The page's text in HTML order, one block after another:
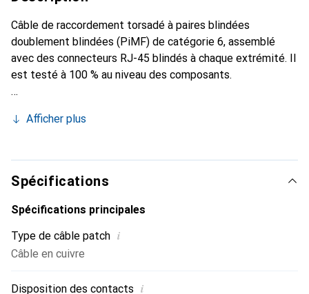
Câble de raccordement torsadé à paires blindées
doublement blindées (PiMF) de catégorie 6, assemblé
avec des connecteurs RJ-45 blindés à chaque extrémité. Il
est testé à 100 % au niveau des composants.
Afficher plus
Spécifications
Spécifications principales
Type de câble patch i
Câble en cuivre
Disposition des contacts i